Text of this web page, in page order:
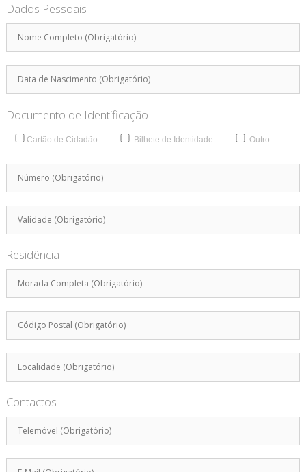
Dados Pessoais
Documento de Identificação
Cartão de Cidadão Bilhete de Identidade Outro
Residência
Contactos